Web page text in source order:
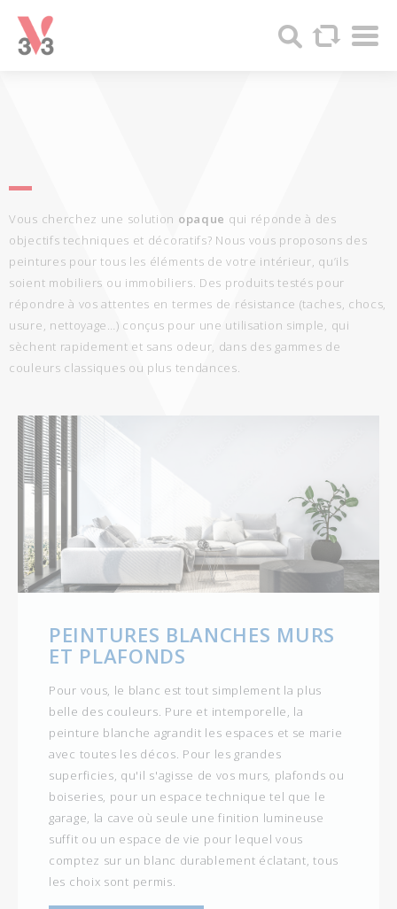
V33
Vous cherchez une solution opaque qui réponde à des
objectifs techniques et décoratifs? Nous vous proposons des
peintures pour tous les éléments de votre intérieur, qu’ils
soient mobiliers ou immobiliers. Des produits testés pour
répondre à vos attentes en termes de résistance (taches, chocs,
usure, nettoyage…) conçus pour une utilisation simple, qui
sèchent rapidement et sans odeur, dans des gammes de
couleurs classiques ou plus tendances.
PEINTURES BLANCHES MURS
ET PLAFONDS
Pour vous, le blanc est tout simplement la plus
belle des couleurs. Pure et intemporelle, la
peinture blanche agrandit les espaces et se marie
avec toutes les décos. Pour les grandes
superficies, qu'il s'agisse de vos murs, plafonds ou
boiseries, pour un espace technique tel que le
garage, la cave où seule une finition lumineuse
suffit ou un espace de vie pour lequel vous
comptez sur un blanc durablement éclatant, tous
les choix sont permis.